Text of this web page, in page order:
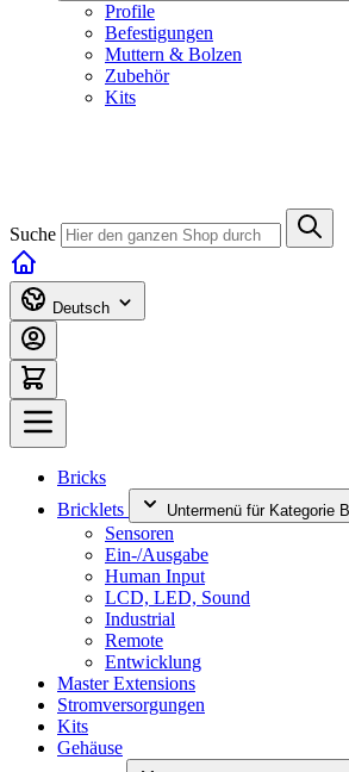
Profile
Befestigungen
Muttern & Bolzen
Zubehör
Kits
Suche
Deutsch
Bricks
Bricklets
Untermenü für Kategorie
Sensoren
Ein-/Ausgabe
Human Input
LCD, LED, Sound
Industrial
Remote
Entwicklung
Master Extensions
Stromversorgungen
Kits
Gehäuse